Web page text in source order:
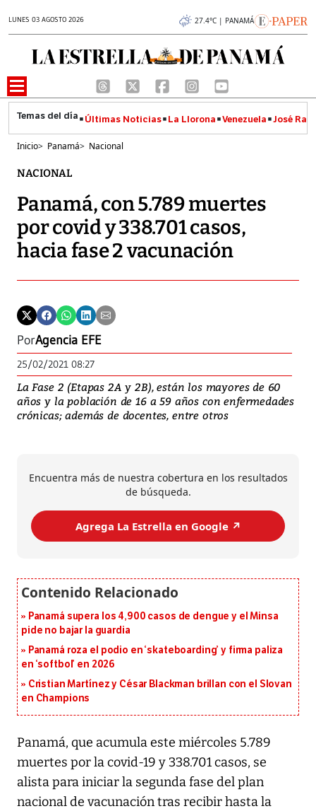
LUNES 03 AGOSTO 2026 27.4°C | PANAMÁ
Últimas Noticias La Llorona Venezuela José
Inicio> Panamá> Nacional
NACIONAL
Panamá, con 5.789 muertes
por covid y 338.701 casos,
hacia fase 2 vacunación
PorAgencia EFE
25/02/2021 08:27
La Fase 2 (Etapas 2A y 2B), están los mayores de 60
años y la población de 16 a 59 años con enfermedades
crónicas; además de docentes, entre otros
Encuentra más de nuestra cobertura en los resultados
de búsqueda.
Agrega La Estrella en Google ↗️
Panamá supera los 4,900 casos de dengue y el Minsa
pide no bajar la guardia
Panamá roza el podio en ‘skateboarding’ y firma paliza
en ‘softbol’ en 2026
Cristian Martínez y César Blackman brillan con el Slovan
en Champions
Panamá, que acumula este miércoles 5.789
muertes por la covid-19 y 338.701 casos, se
alista para iniciar la segunda fase del plan
nacional de vacunación tras recibir hasta la